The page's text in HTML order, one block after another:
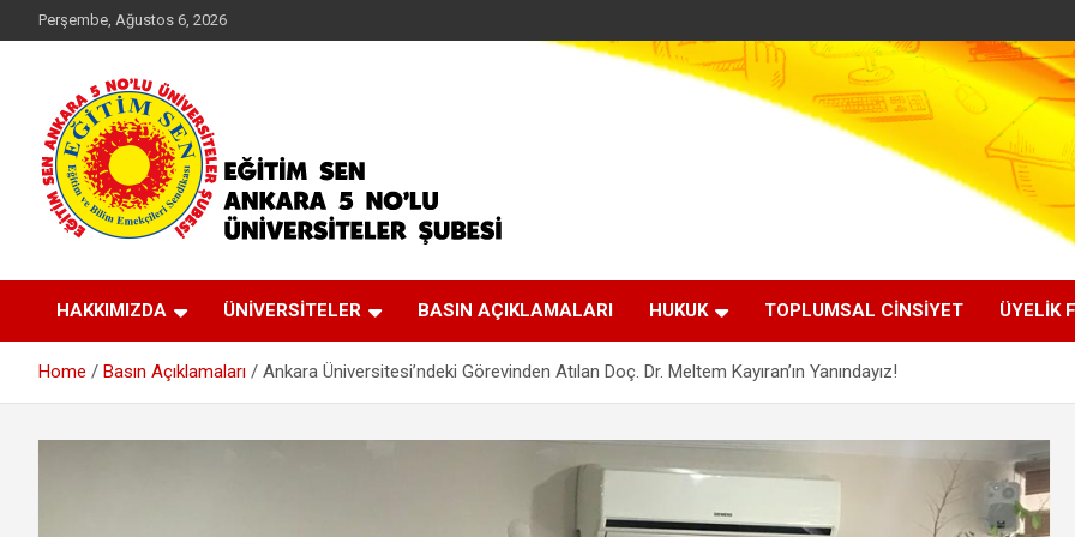
to
Perşembe, Ağustos 6, 2026
EĞİTİM SEN ANKARA
5 NO'LU ŞUBE
HAKKIMIZDA ÜNİVERSİTELER BASIN AÇIKLAMALARI HUKUK TOPLUMSAL CİNSİYET ÜYELİK
Home Basın Açıklamaları Ankara Üniversitesi’ndeki Görevinden Atılan Doç. Dr. Meltem Kayıran’ın Yanındayız!